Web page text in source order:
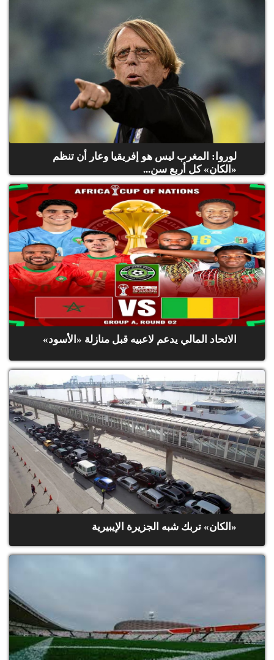
لوروا: المغرب ليس هو إفريقيا وعار أن تنظم
«الكان» كل أربع سن...
الاتحاد المالي يدعم لاعبيه قبل منازلة «الأسود»
«الكان» تربك شبه الجزيرة الإيبيرية